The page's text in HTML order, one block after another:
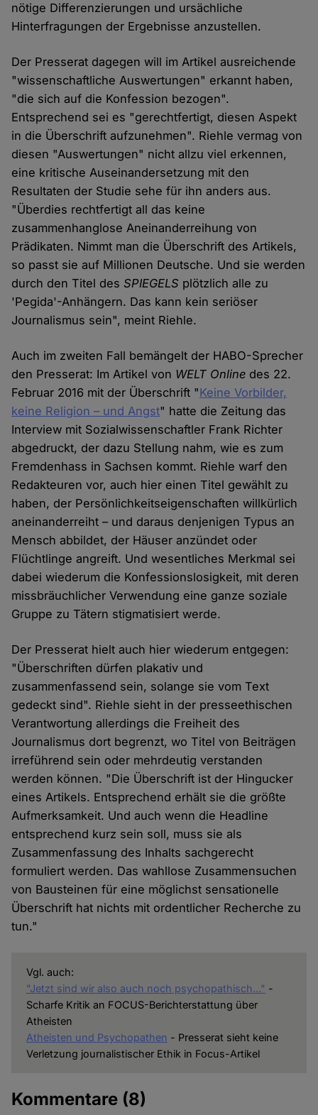
nötige Differenzierungen und ursächliche
Hinterfragungen der Ergebnisse anzustellen.
Der Presserat dagegen will im Artikel ausreichende
"wissenschaftliche Auswertungen" erkannt haben,
"die sich auf die Konfession bezogen".
Entsprechend sei es "gerechtfertigt, diesen Aspekt
in die Überschrift aufzunehmen". Riehle vermag von
diesen "Auswertungen" nicht allzu viel erkennen,
eine kritische Auseinandersetzung mit den
Resultaten der Studie sehe für ihn anders aus.
"Überdies rechtfertigt all das keine
zusammenhanglose Aneinanderreihung von
Prädikaten. Nimmt man die Überschrift des Artikels,
so passt sie auf Millionen Deutsche. Und sie werden
durch den Titel desSPIEGELS plötzlich alle zu
'Pegida'-Anhängern. Das kann kein seriöser
Journalismus sein", meint Riehle.
Auch im zweiten Fall bemängelt der HABO-Sprecher
den Presserat: Im Artikel von WELT Online des 22.
Februar 2016 mit der Überschrift "Keine Vorbilder,
keine Religion – und Angst" hatte die Zeitung das
Interview mit Sozialwissenschaftler Frank Richter
abgedruckt, der dazu Stellung nahm, wie es zum
Fremdenhass in Sachsen kommt. Riehle warf den
Redakteuren vor, auch hier einen Titel gewählt zu
haben, der Persönlichkeitseigenschaften willkürlich
aneinanderreiht – und daraus denjenigen Typus an
Mensch abbildet, der Häuser anzündet oder
Flüchtlinge angreift. Und wesentliches Merkmal sei
dabei wiederum die Konfessionslosigkeit, mit deren
missbräuchlicher Verwendung eine ganze soziale
Gruppe zu Tätern stigmatisiert werde.
Der Presserat hielt auch hier wiederum entgegen:
"Überschriften dürfen plakativ und
zusammenfassend sein, solange sie vom Text
gedeckt sind". Riehle sieht in der presseethischen
Verantwortung allerdings die Freiheit des
Journalismus dort begrenzt, wo Titel von Beiträgen
irreführend sein oder mehrdeutig verstanden
werden können. "Die Überschrift ist der Hingucker
eines Artikels. Entsprechend erhält sie die größte
Aufmerksamkeit. Und auch wenn die Headline
entsprechend kurz sein soll, muss sie als
Zusammenfassung des Inhalts sachgerecht
formuliert werden. Das wahllose Zusammensuchen
von Bausteinen für eine möglichst sensationelle
Überschrift hat nichts mit ordentlicher Recherche zu
tun."
Vgl. auch:
"Jetzt sind wir also auch noch psychopathisch…" -
Scharfe Kritik an FOCUS-Berichterstattung über
Atheisten
Atheisten und Psychopathen - Presserat sieht keine
Verletzung journalistischer Ethik in Focus-Artikel
Kommentare (8)